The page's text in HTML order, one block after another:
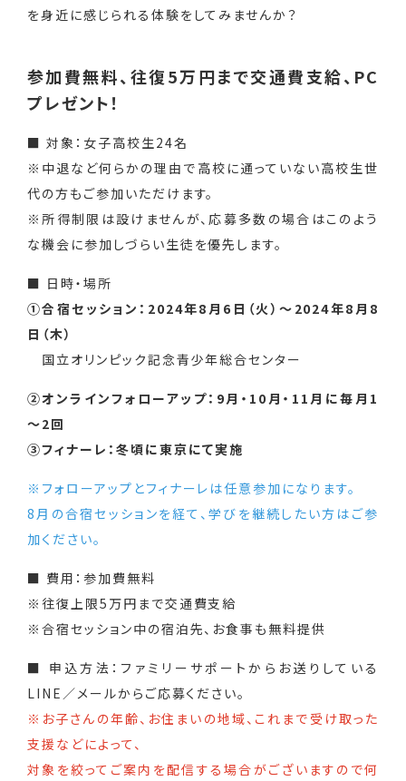
を身近に感じられる体験をしてみませんか？
参加費無料、往復5万円まで交通費支給、PC
プレゼント！
■ 対象：女子高校生24名
※中退など何らかの理由で高校に通っていない高校生世
代の方もご参加いただけます。
※所得制限は設けませんが、応募多数の場合はこのよう
な機会に参加しづらい生徒を優先します。
■ 日時・場所
①合宿セッション：2024年8月6日（火）〜2024年8月8
日（木）
国立オリンピック記念青少年総合センター
②オンラインフォローアップ：9月・10月・11月に毎月1
～2回
③フィナーレ：冬頃に東京にて実施
※フォローアップとフィナーレは任意参加になります。
8月の合宿セッションを経て、学びを継続したい方はご参
加ください。
■ 費用：参加費無料
※往復上限5万円まで交通費支給
※合宿セッション中の宿泊先、お食事も無料提供
■ 申込方法：ファミリーサポートからお送りしている
LINE／メールからご応募ください。
※お子さんの年齢、お住まいの地域、これまで受け取った
支援などによって、
対象を絞ってご案内を配信する場合がございますので何